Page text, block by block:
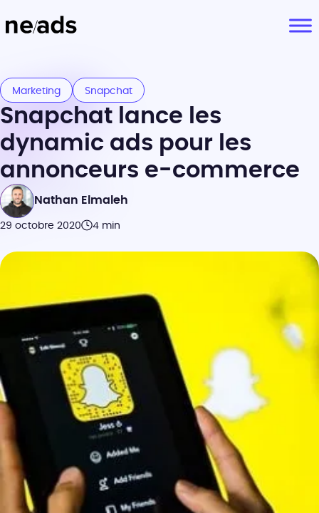
Marketing Snapchat
Snapchat lance les
dynamic ads pour les
annonceurs e-commerce
Nathan Elmaleh
29 octobre 2020 4 min